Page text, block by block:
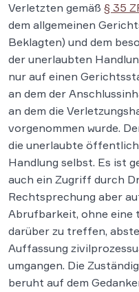
Verletzten gemäß § 35
dem allgemeinen
Beklagten) und dem
der unerlaubten
nur auf einen
an dem der
an dem die
vorgenommen wurde.
die unerlaubte
Handlung selbst. Es ist
auch ein Zugriff durch
Rechtsprechung aber
Abrufbarkeit, ohne eine
darüber zu treffen,
Auffassung
umgangen. Die
beruht auf dem